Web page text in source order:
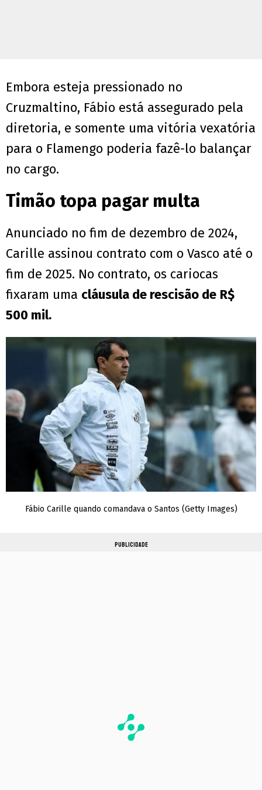
Embora esteja pressionado no
Cruzmaltino, Fábio está assegurado pela
diretoria, e somente uma vitória vexatória
para o Flamengo poderia fazê-lo balançar
no cargo.
Timão topa pagar multa
Anunciado no fim de dezembro de 2024,
Carille assinou contrato com o Vasco até o
fim de 2025. No contrato, os cariocas
fixaram uma cláusula de rescisão de R$
500 mil.
Fábio Carille quando comandava o Santos (Getty Images)
PUBLICIDADE